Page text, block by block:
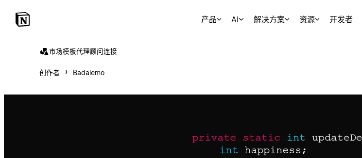
产品 AI 解决方案 资源 开发者
市场模板代理顾问连接
创作者 Badalemo